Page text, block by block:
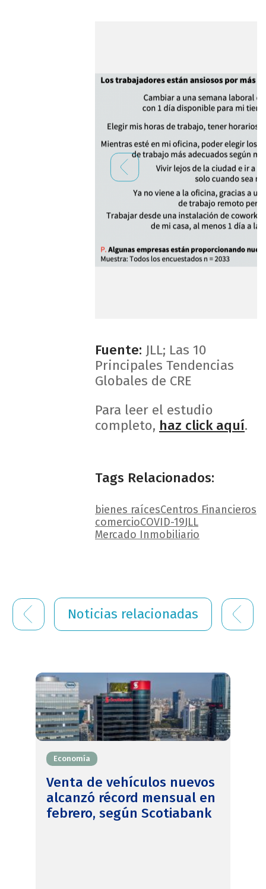
Fuente: JLL; Las 10
Principales Tendencias
Globales de CRE
Para leer el estudio
completo, haz click aquí.
Tags Relacionados:
bienes raícesCentros Financieros
comercioCOVID-19JLL
Mercado Inmobiliario
Noticias relacionadas
Economía
Venta de vehículos nuevos
alcanzó récord mensual en
febrero, según Scotiabank